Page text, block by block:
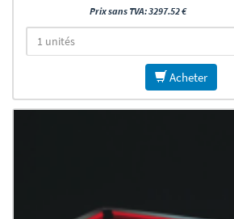
Prix sans TVA: 3297.52 €
Acheter